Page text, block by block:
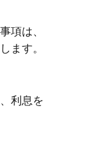
項は、​
ます。
利息を​